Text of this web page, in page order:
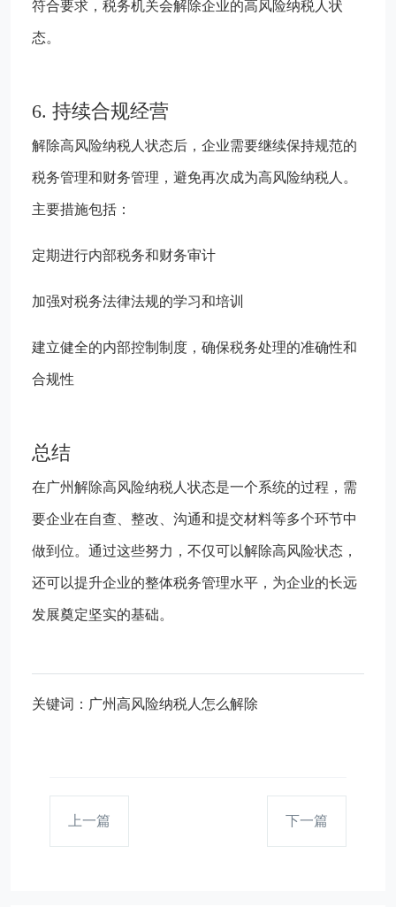
符合要求，税务机关会解除企业的高风险纳税人状
态。
6. 持续合规经营
解除高风险纳税人状态后，企业需要继续保持规范的
税务管理和财务管理，避免再次成为高风险纳税人。
主要措施包括：
定期进行内部税务和财务审计
加强对税务法律法规的学习和培训
建立健全的内部控制制度，确保税务处理的准确性和
合规性
总结
在广州解除高风险纳税人状态是一个系统的过程，需
要企业在自查、整改、沟通和提交材料等多个环节中
做到位。通过这些努力，不仅可以解除高风险状态，
还可以提升企业的整体税务管理水平，为企业的长远
发展奠定坚实的基础。
关键词：广州高风险纳税人怎么解除
上一篇 下一篇